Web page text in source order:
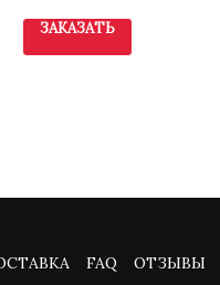
ЗАКАЗАТЬ
FAQ ОТЗЫВЫ